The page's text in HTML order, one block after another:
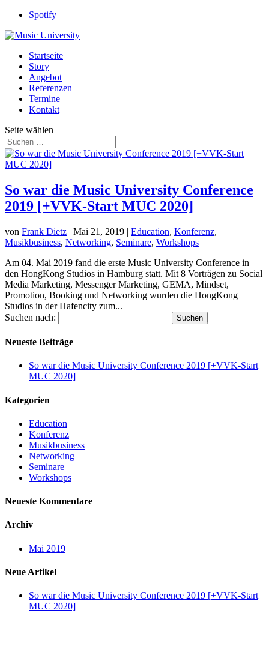
Spotify
Startseite
Story
Angebot
Referenzen
Termine
Kontakt
Seite wählen
So war die Music University Conference
2019 [+VVK-Start MUC 2020]
von Frank Dietz | Mai 21, 2019 | Education, Konferenz,
Musikbusiness, Networking, Seminare, Workshops
Am 04. Mai 2019 fand die erste Music University Conference in
den HongKong Studios in Hamburg statt. Mit 8 Vorträgen zu Social
Media Marketing, Messenger Marketing, GEMA, Mindset,
Promotion, Booking und Networking wurden die HongKong
Studios in der Hafencity zum...
Suchen nach:
Neueste Beiträge
So war die Music University Conference 2019 [+VVK-Start
MUC 2020]
Kategorien
Education
Konferenz
Musikbusiness
Networking
Seminare
Workshops
Neueste Kommentare
Archiv
Mai 2019
Neue Artikel
So war die Music University Conference 2019 [+VVK-Start
MUC 2020]